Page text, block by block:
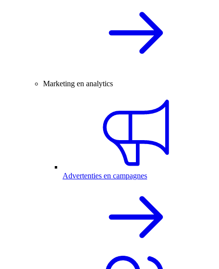
Marketing en analytics
Advertenties en campagnes